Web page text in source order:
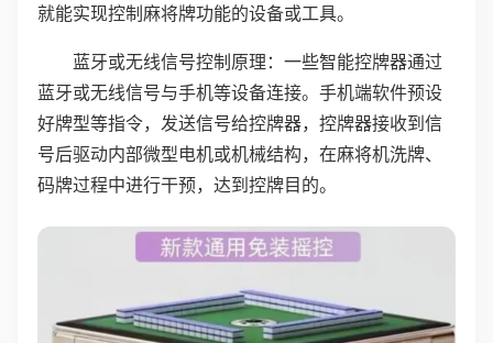
就能实现控制麻将牌功能的设备或工具。
蓝牙或无线信号控制原理：一些智能控牌器通过
蓝牙或无线信号与手机等设备连接。手机端软件预设
好牌型等指令，发送信号给控牌器，控牌器接收到信
号后驱动内部微型电机或机械结构，在麻将机洗牌、
码牌过程中进行干预，达到控牌目的。